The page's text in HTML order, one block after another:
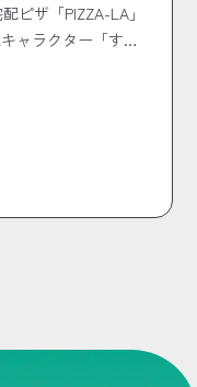
ピザ「PIZZA-LA」
キャラクター「す…